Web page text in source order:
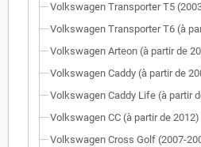
Volkswagen Transporter T5
Volkswagen Transporter T6 (à
Volkswagen Arteon (à partir de
Volkswagen Caddy (à partir de
Volkswagen Caddy Life (à partir
Volkswagen CC (à partir de 2012)
Volkswagen Cross Golf (2007-